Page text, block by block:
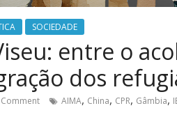
SOCIEDADE
entre o
dos
AIMA, China, CPR, Gâmbia,